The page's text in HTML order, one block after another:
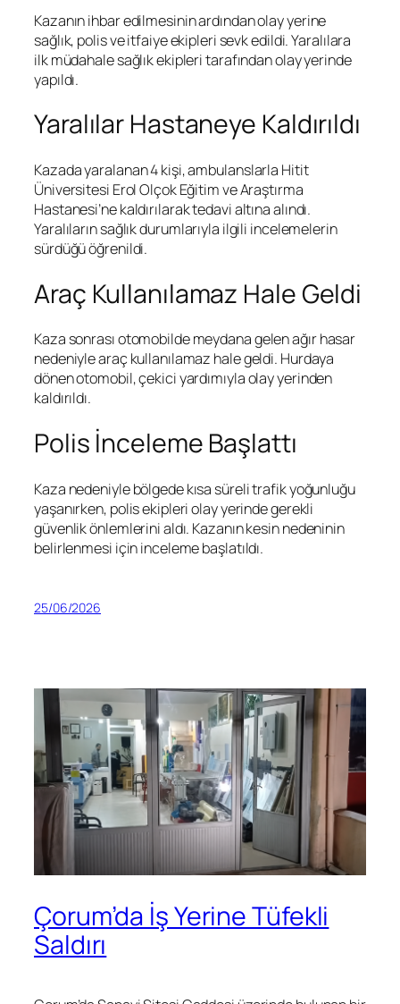
Kazanın ihbar edilmesinin ardından olay yerine
sağlık, polis ve itfaiye ekipleri sevk edildi. Yaralılara
ilk müdahale sağlık ekipleri tarafından olay yerinde
yapıldı.
Yaralılar Hastaneye Kaldırıldı
Kazada yaralanan 4 kişi, ambulanslarla Hitit
Üniversitesi Erol Olçok Eğitim ve Araştırma
Hastanesi’ne kaldırılarak tedavi altına alındı.
Yaralıların sağlık durumlarıyla ilgili incelemelerin
sürdüğü öğrenildi.
Araç Kullanılamaz Hale Geldi
Kaza sonrası otomobilde meydana gelen ağır hasar
nedeniyle araç kullanılamaz hale geldi. Hurdaya
dönen otomobil, çekici yardımıyla olay yerinden
kaldırıldı.
Polis İnceleme Başlattı
Kaza nedeniyle bölgede kısa süreli trafik yoğunluğu
yaşanırken, polis ekipleri olay yerinde gerekli
güvenlik önlemlerini aldı. Kazanın kesin nedeninin
belirlenmesi için inceleme başlatıldı.
25/06/2026
Çorum’da İş Yerine Tüfekli
Saldırı